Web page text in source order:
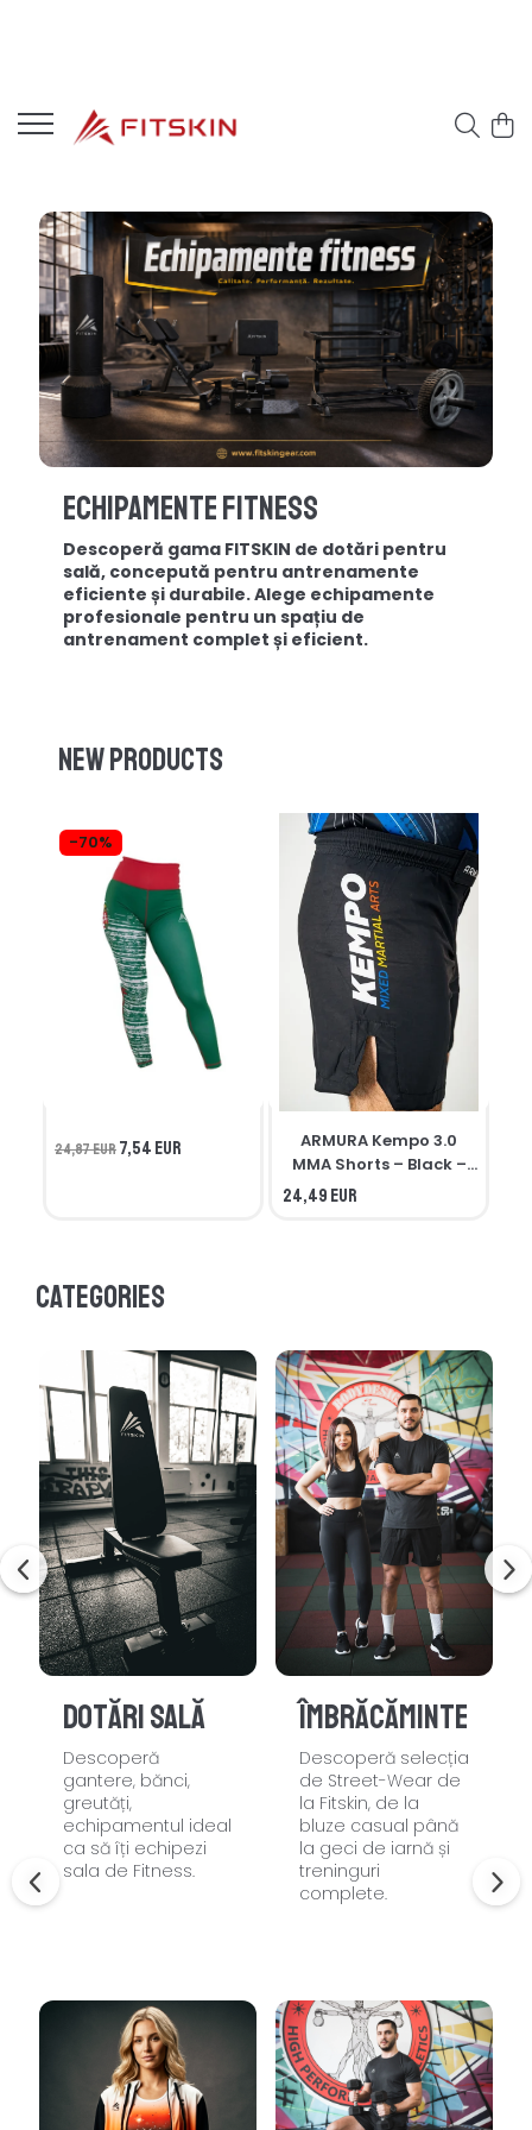
Echipamente Fitness
Descoperă gama FITSKIN de dotări pentru
sală, concepută pentru antrenamente
eficiente și durabile. Alege echipamente
profesionale pentru un spațiu de
antrenament complet și eficient.
New products
-70%
24,87 EUR7,54 EUR
ARMURA Kempo 3.0
MMA Shorts – Black –
Seniors
24,49 EUR
Categories
Dotări sală
Descoperă
gantere, bănci,
greutăți,
echipamentul ideal
ca să îți echipezi
sala de Fitness.
Îmbrăcăminte
Descoperă selecția
de Street-Wear de
la Fitskin, de la
bluze casual până
la geci de iarnă și
treninguri
complete.